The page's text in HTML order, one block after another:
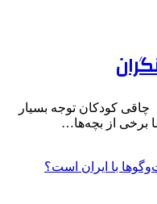
چاقی کودکان توجه بسیار
برخی از بچه‌ها…